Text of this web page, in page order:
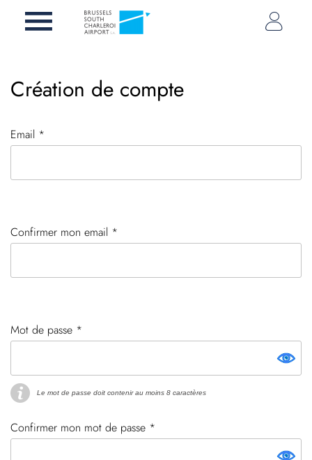
Création de compte
Email *
Confirmer mon email *
Mot de passe *
Le mot de passe doit contenir au moins 8 caractères
Confirmer mon mot de passe *